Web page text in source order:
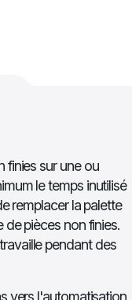
finies sur une ou
le temps inutilisé
remplacer la palette
de pièces non finies.
pendant des
vers l'automatisation